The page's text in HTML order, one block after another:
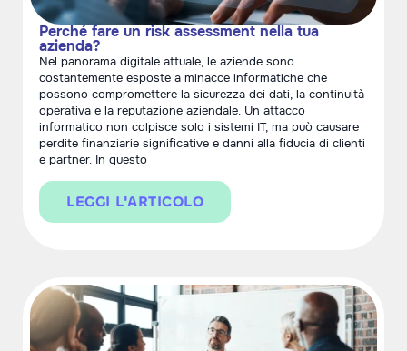
Perché fare un risk assessment nella tua
azienda?
Nel panorama digitale attuale, le aziende sono
costantemente esposte a minacce informatiche che
possono compromettere la sicurezza dei dati, la continuità
operativa e la reputazione aziendale. Un attacco
informatico non colpisce solo i sistemi IT, ma può causare
perdite finanziarie significative e danni alla fiducia di clienti
e partner. In questo
LEGGI L'ARTICOLO